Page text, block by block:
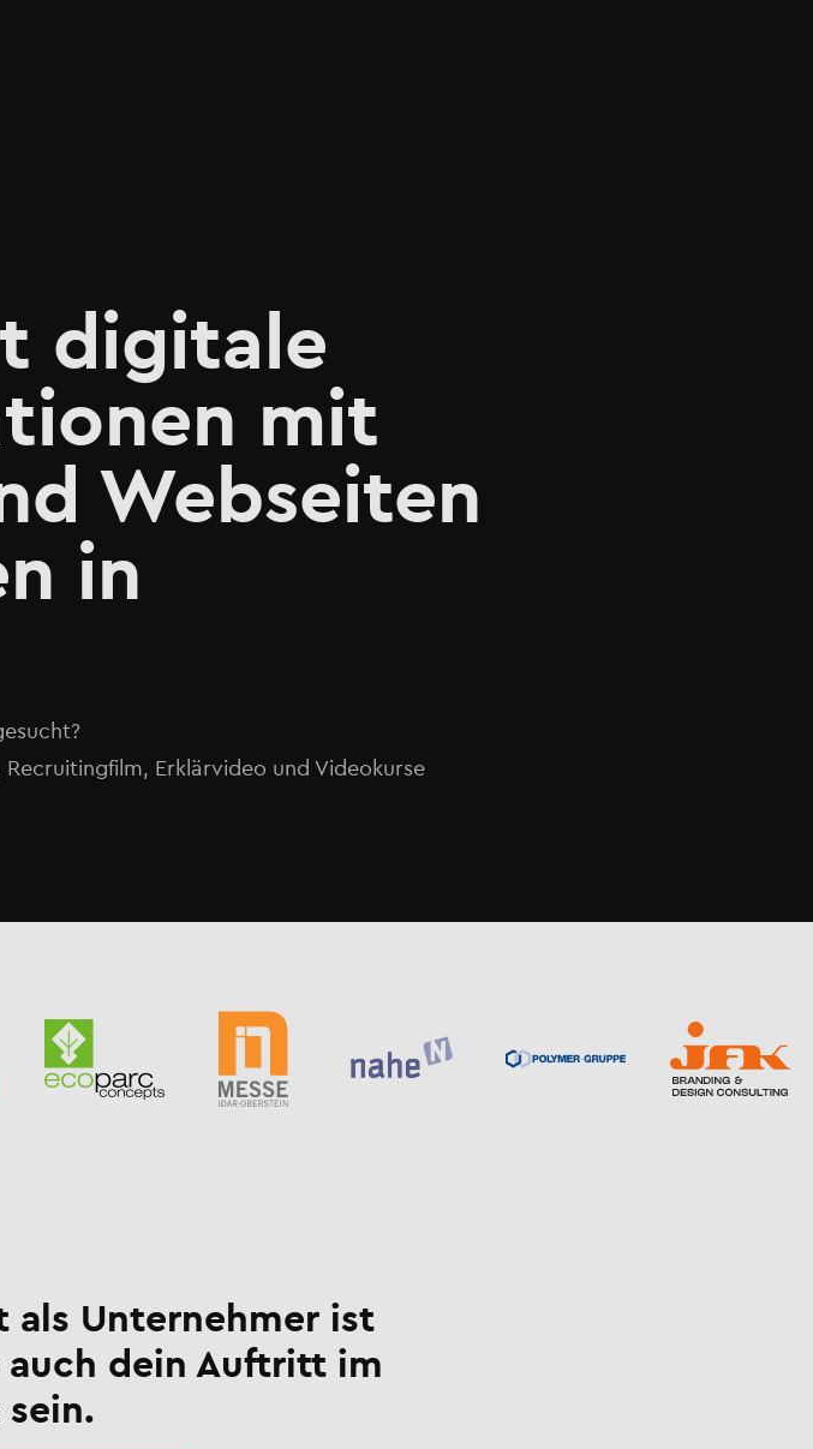
digitale
mit
Webseiten
in
Erklärvideo und Videokurse
als Unternehmer ist
dein Auftritt im
sein.